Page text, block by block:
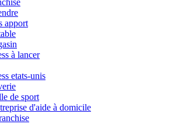
apport
à lancer
etats-unis
de sport
d'aide à domicile